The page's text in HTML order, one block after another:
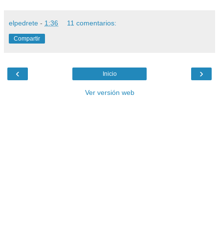
elpedrete - 1:36 11 comentarios:
Compartir
‹ ›
Inicio
Ver versión web